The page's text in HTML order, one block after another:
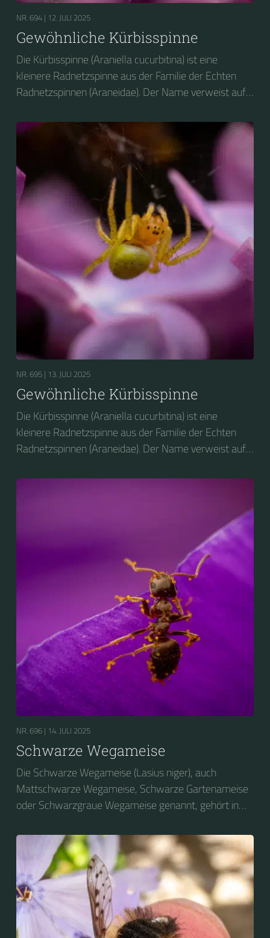
NR. 694 | 12. JULI 2025
Gewöhnliche Kürbisspinne
Die Kürbisspinne (Araniella cucurbitina) ist eine
kleinere Radnetzspinne aus der Familie der Echten
Radnetzspinnen (Araneidae). Der Name verweist auf
erinnernden Hinterleib.
NR. 695 | 13. JULI 2025
Gewöhnliche Kürbisspinne
Die Kürbisspinne (Araniella cucurbitina) ist eine
kleinere Radnetzspinne aus der Familie der Echten
Radnetzspinnen (Araneidae). Der Name verweist auf
erinnernden Hinterleib.
NR. 696 | 14. JULI 2025
Schwarze Wegameise
Die Schwarze Wegameise (Lasius niger), auch
Mattschwarze Wegameise, Schwarze Gartenameise
oder Schwarzgraue Wegameise genannt, gehört in
zur Gattung der Wegameisen (Lasius).